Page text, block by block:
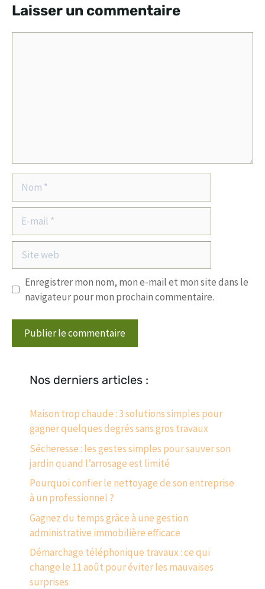
Laisser un commentaire
mail
Site
web
Enregistrer mon nom, mon e-mail et mon site dans le
navigateur pour mon prochain commentaire.
Nos derniers articles :
Maison trop chaude : 3 solutions simples pour
gagner quelques degrés sans gros travaux
Sécheresse : les gestes simples pour sauver son
jardin quand l’arrosage est limité
Pourquoi confier le nettoyage de son entreprise
à un professionnel ?
Gagnez du temps grâce à une gestion
administrative immobilière efficace
Démarchage téléphonique travaux : ce qui
change le 11 août pour éviter les mauvaises
surprises